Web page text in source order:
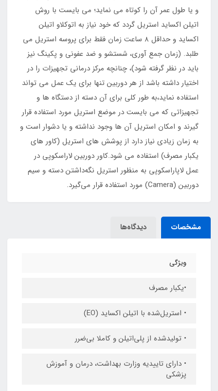
و یا طول عمر آن را کوتاه می نماید؛ می بایست با روش
اتیلن اکساید استریل گردد که خود نیاز به اتوکلاو اتیلن
اکساید و حداقل ۸ ساعت زمان فقط برای پروسه استریل می
طلبد. (زمان جمع آوری، شستشو و ضد عفونی و پکینگ نیز
باید در نظر گرفته شود)، چنانچه مرکز درمانی تجهیزات را در
اختیار داشته باشد از هر دوربین تنها برای یک عمل می تواند
استفاده نماید،به طور کلی برای آن دسته از دستگاه ها و
تجهیزاتی که می بایست در موضع استریل مورد استفاده قرار
گیرند و امکان استریل آن ها وجود نداشته و یا دشوار است و
به زمان زیادی نیاز دارد از پوشش های استریل (کاور های
یکبار مصرف) استفاده می شود.کاور دوربین لاراسکوپی در
عمل لاپاراسکوپی به منظور استریل نگه‌داشتن دسته و سیم
دوربین (Camera) مورد استفاده قرار می‌گیرد.
مشخصات دیدگاه‌ها
ویژگی
•یکبار مصرف
• استریل‌شده با اتیلن اکساید (EO)
• تولیدشده از پلی‌اتیلن و کاملا بی‌ضرر
• دارای تاییدیه وزارت بهداشت، درمان و آموزش
پزشکی